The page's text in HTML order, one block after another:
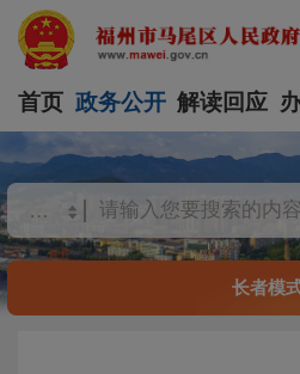
首页 政务公开 解读回应
长者模